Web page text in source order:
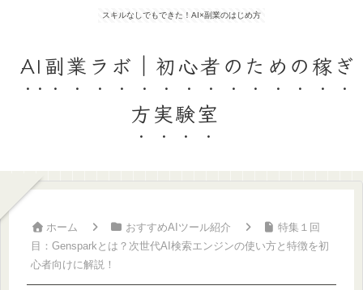
スキルなしでもできた！AI×副業のはじめ方
AI副業ラボ｜初心者のための稼ぎ
方実験室
ホーム おすすめAIツール紹介
特集１回
目：Gensparkとは？次世代AI検索エンジンの使い方と特徴を初
心者向けに解説！